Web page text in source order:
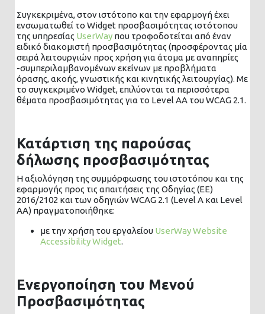
Συγκεκριμένα, στον ιστότοπο και την εφαρμογή έχει
ενσωματωθεί το Widget προσβασιμότητας ιστότοπου
της υπηρεσίας UserWay που τροφοδοτείται από έναν
ειδικό διακομιστή προσβασιμότητας (προσφέροντας μία
σειρά λειτουργιών προς χρήση για άτομα με αναπηρίες
-συμπεριλαμβανομένων εκείνων με προβλήματα
όρασης, ακοής, γνωστικής και κινητικής λειτουργίας). Με
το συγκεκριμένο Widget, επιλύονται τα περισσότερα
θέματα προσβασιμότητας για το Level AA του WCAG 2.1.
Κατάρτιση της παρούσας
δήλωσης προσβασιμότητας
Η αξιολόγηση της συμμόρφωσης του ιστοτόπου και της
εφαρμογής προς τις απαιτήσεις της Οδηγίας (ΕΕ)
2016/2102 και των οδηγιών WCAG 2.1 (Level A και Level
AA) πραγματοποιήθηκε:
με την χρήση του εργαλείου UserWay Website
Accessibility Widget.
Ενεργοποίηση του Μενού
Προσβασιμότητας